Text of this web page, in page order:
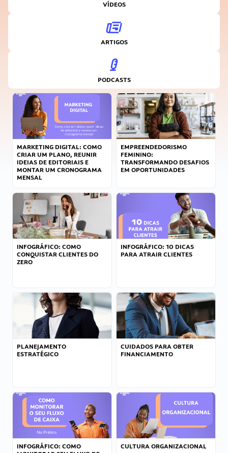
VÍDEOS
ARTIGOS
PODCASTS
MARKETING DIGITAL: COMO
CRIAR UM PLANO, REUNIR
IDEIAS DE EDITORIAIS E
MONTAR UM CRONOGRAMA
MENSAL
EMPREENDEDORISMO
FEMININO:
TRANSFORMANDO DESAFIOS
EM OPORTUNIDADES
INFOGRÁFICO: COMO
CONQUISTAR CLIENTES DO
ZERO
INFOGRÁFICO: 10 DICAS
PARA ATRAIR CLIENTES
PLANEJAMENTO
ESTRATÉGICO
CUIDADOS PARA OBTER
FINANCIAMENTO
INFOGRÁFICO: COMO
CULTURA ORGANIZACIONAL